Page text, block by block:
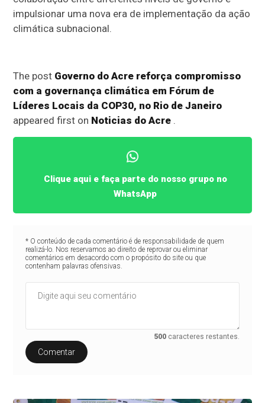
impulsionar uma nova era de implementação da ação
climática subnacional.
The post Governo do Acre reforça compromisso
com a governança climática em Fórum de
Líderes Locais da COP30, no Rio de Janeiro
appeared first on Noticias do Acre .
Clique aqui e faça parte do nosso grupo no
WhatsApp
* O conteúdo de cada comentário é de responsabilidade de quem
realizá-lo. Nos reservamos ao direito de reprovar ou eliminar
comentários em desacordo com o propósito do site ou que
contenham palavras ofensivas.
500 caracteres restantes.
Comentar